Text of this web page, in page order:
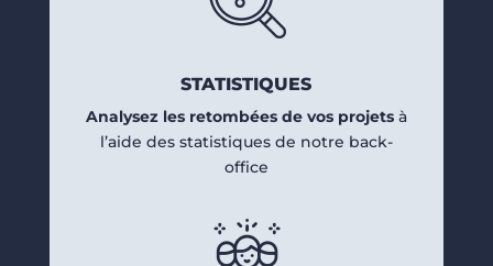
STATISTIQUES
Analysez les retombées de vos projetsà
l’aide des statistiques de notre back-
office